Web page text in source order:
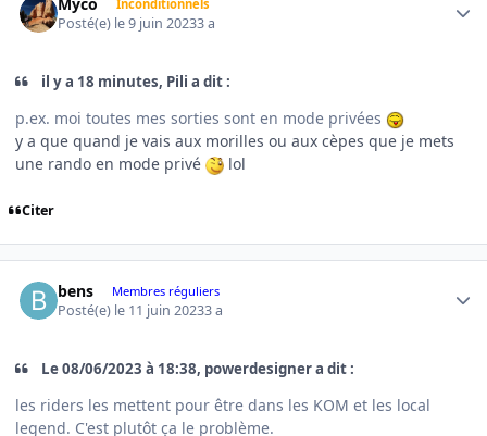
Inconditionnels
Posté(e) le 9 juin 20233 a
il y a 18 minutes, Pili a dit :
p.ex. moi toutes mes sorties sont en mode privées
y a que quand je vais aux morilles ou aux cèpes que je mets
une rando en mode privé
lol
Citer
bens Membres réguliers
Posté(e) le 11 juin 20233 a
Le 08/06/2023 à 18:38, powerdesigner a dit :
les riders les mettent pour être dans les KOM et les local
legend. C'est plutôt ça le problème.